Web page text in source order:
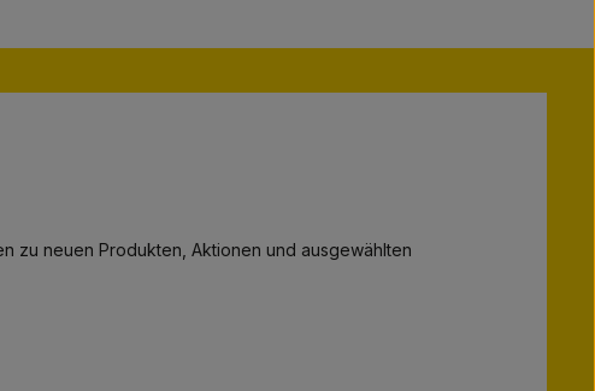
zu neuen Produkten, Aktionen und ausgewählten